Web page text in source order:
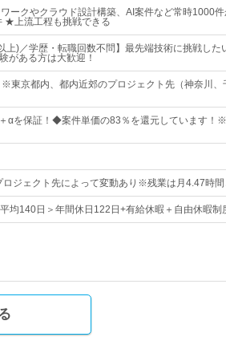
ークやクラウド設計構築、AI案件など常時1000
★上流工程も挑戦できる
上)／学歴・転職回数不問】最先端技術に挑戦した
がある方は大歓迎！
東京都内、都内近郊のプロジェクト先（神奈川
αを保証！◆案件単価の83％を還元しています！
ジェクト先によって変動あり※残業は月4.47時
均140日＞年間休日122日+有給休暇＋自由休暇